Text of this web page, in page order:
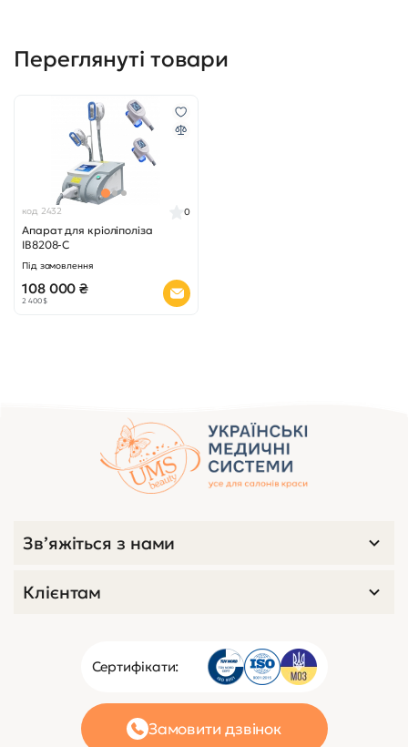
Переглянуті товари
код 2432
Апарат для кріоліполіза
IB8208-C
0
Під замовлення
108 000 ₴
2 400 $
Сертифікати:
Замовити дзвінок
Зв’яжіться з нами
Клієнтам